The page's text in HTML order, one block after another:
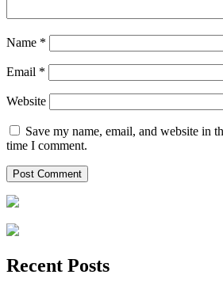
Name *
Email *
Website
Save my name, email, and website in
time I comment.
Recent Posts